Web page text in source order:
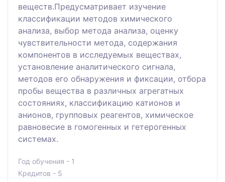
веществ.Предусматривает изучение
классификации методов химического
анализа, выбор метода анализа, оценку
чувствительности метода, содержания
компонентов в исследуемых веществах,
установление аналитического сигнала,
методов его обнаружения и фиксации, отбора
пробы вещества в различных агрегатных
состояниях, классификацию катионов и
анионов, групповых реагентов, химическое
равновесие в гомогенных и гетерогенных
системах.
Год обучения - 1
Кредитов - 5